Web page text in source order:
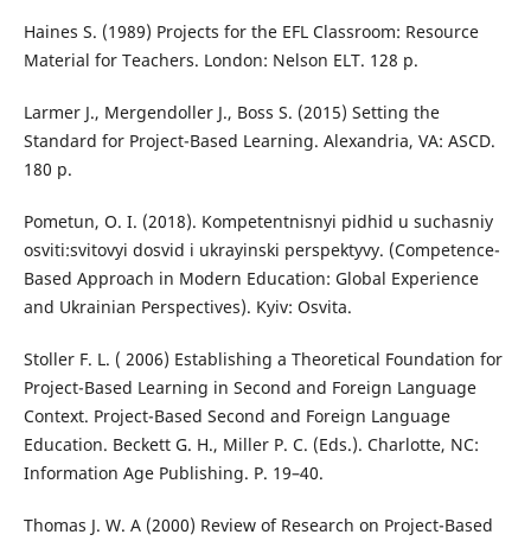
Haines S. (1989) Projects for the EFL Classroom: Resource
Material for Teachers. London: Nelson ELT. 128 p.
Larmer J., Mergendoller J., Boss S. (2015) Setting the
Standard for Project-Based Learning. Alexandria, VA: ASCD.
180 p.
Pometun, O. I. (2018). Kompetentnisnyi pidhid u suchasniy
osviti:svitovyi dosvid i ukrayinski perspektyvy. (Competence-
Based Approach in Modern Education: Global Experience
and Ukrainian Perspectives). Kyiv: Osvita.
Stoller F. L. ( 2006) Establishing a Theoretical Foundation for
Project-Based Learning in Second and Foreign Language
Context. Project-Based Second and Foreign Language
Education. Beckett G. H., Miller P. C. (Eds.). Charlotte, NC:
Information Age Publishing. P. 19–40.
Thomas J. W. A (2000) Review of Research on Project-Based